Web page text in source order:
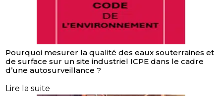
Pourquoi mesurer la qualité des eaux souterraines et
de surface sur un site industriel ICPE dans le cadre
d’une autosurveillance ?
Lire la suite